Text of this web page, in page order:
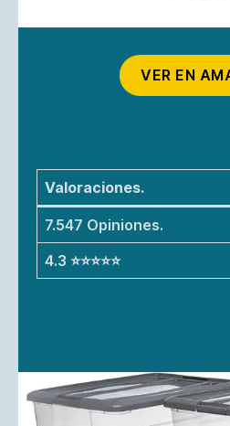
VER EN
Valoraciones.
7.547 Opiniones.
4.3 ⭐⭐⭐⭐⭐